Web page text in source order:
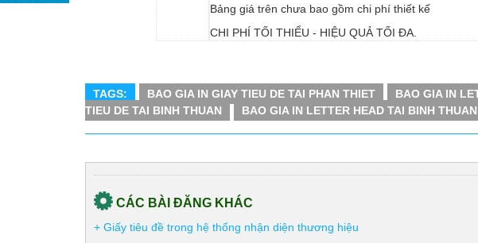
Bảng giá trên chưa bao gồm chi phí thiết kế
CHI PHÍ TỐI THIỂU - HIỆU QUẢ TỐI ĐA.
TAGS: BAO GIA IN GIAY TIEU DE TAI PHAN THIET BAO GIA IN
TIEU DE TAI BINH THUAN
BAO GIA IN LETTER HEAD TAI BINH THUAN
CÁC BÀI ĐĂNG KHÁC
+ Giấy tiêu đề trong hệ thống nhận diện thương hiệu